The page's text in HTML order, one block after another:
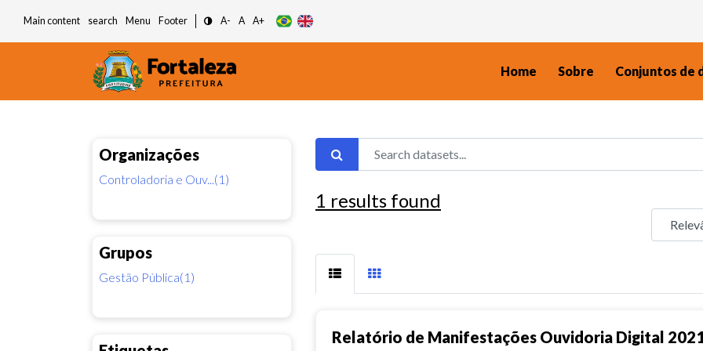
Main content search Menu Footer A- A A+
Home Sobre Conjuntos de
Organizações
Controladoria e Ouv...(1)
Grupos
Gestão Pública(1)
1 results found
Relatório de Manifestações Ouvidoria Digital